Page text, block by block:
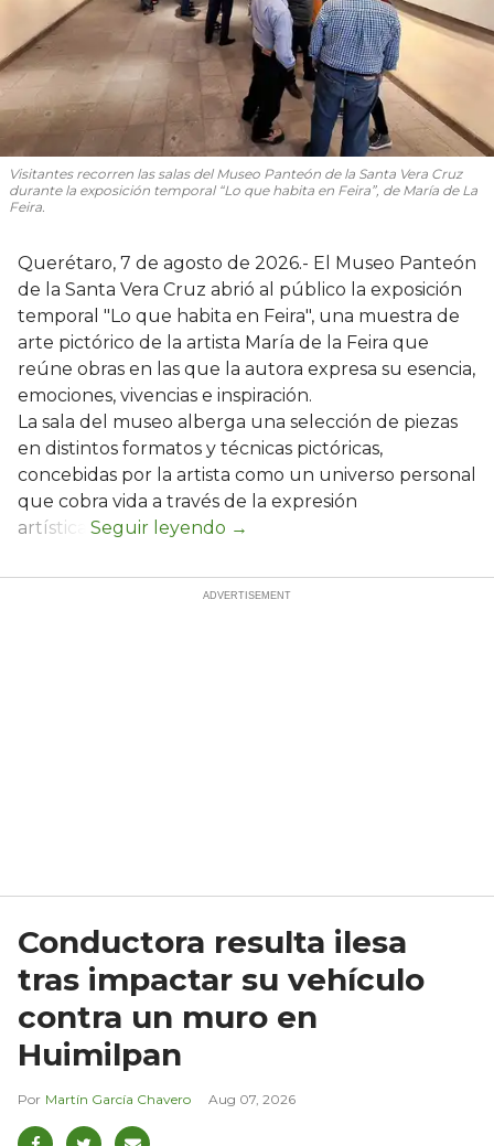
Visitantes recorren las salas del Museo Panteón de la Santa Vera Cruz
durante la exposición temporal “Lo que habita en Feira”, de María de La
Feira.
Querétaro, 7 de agosto de 2026.- El Museo Panteón
de la Santa Vera Cruz abrió al público la exposición
temporal "Lo que habita en Feira", una muestra de
arte pictórico de la artista María de la Feira que
reúne obras en las que la autora expresa su esencia,
emociones, vivencias e inspiración.
La sala del museo alberga una selección de piezas
en distintos formatos y técnicas pictóricas,
concebidas por la artista como un universo personal
que cobra vida a través de la expresión
artística.
Conductora resulta ilesa
tras impactar su vehículo
contra un muro en
Huimilpan
Martín García Chavero Aug 07, 2026